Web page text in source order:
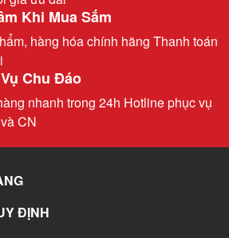
Khi Mua Sắm
hàng hóa chính hãng Thanh toán
Chu Đáo
nhanh trong 24h Hotline phục vụ
CN
ĐỊNH